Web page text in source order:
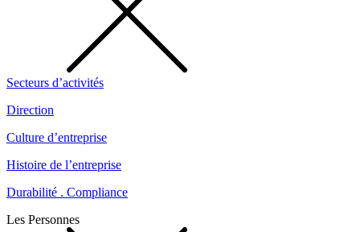
Secteurs d’activités
Direction
Culture d’entreprise
Histoire de l’entreprise
Durabilité . Compliance
Les Personnes